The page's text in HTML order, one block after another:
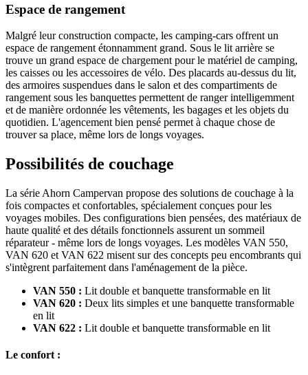
Espace de rangement
Malgré leur construction compacte, les camping-cars offrent un
espace de rangement étonnamment grand. Sous le lit arrière se
trouve un grand espace de chargement pour le matériel de camping,
les caisses ou les accessoires de vélo. Des placards au-dessus du lit,
des armoires suspendues dans le salon et des compartiments de
rangement sous les banquettes permettent de ranger intelligemment
et de manière ordonnée les vêtements, les bagages et les objets du
quotidien. L'agencement bien pensé permet à chaque chose de
trouver sa place, même lors de longs voyages.
Possibilités de couchage
La série Ahorn Campervan propose des solutions de couchage à la
fois compactes et confortables, spécialement conçues pour les
voyages mobiles. Des configurations bien pensées, des matériaux de
haute qualité et des détails fonctionnels assurent un sommeil
réparateur - même lors de longs voyages. Les modèles VAN 550,
VAN 620 et VAN 622 misent sur des concepts peu encombrants qui
s'intègrent parfaitement dans l'aménagement de la pièce.
VAN 550 : Lit double et banquette transformable en lit
VAN 620 : Deux lits simples et une banquette transformable
en lit
VAN 622 : Lit double et banquette transformable en lit
Le confort :